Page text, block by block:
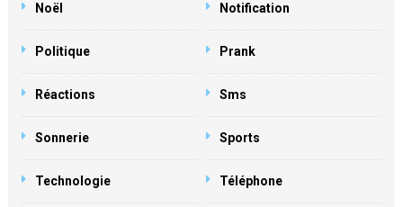
Noël Notification
Politique Prank
Réactions Sms
Sonnerie Sports
Technologie Téléphone